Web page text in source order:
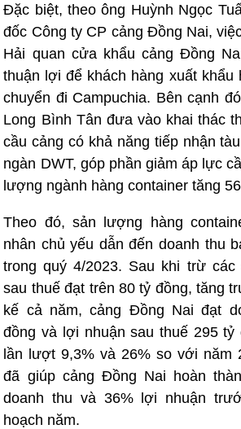
Đặc biệt, theo ông Huỳnh Ngọc
đốc Công ty CP cảng Đồng Nai,
Hải quan cửa khẩu cảng Đồng
thuận lợi để khách hàng xuất khẩu
chuyển đi Campuchia. Bên cạnh
Long Bình Tân đưa vào khai thác
cầu cảng có khả năng tiếp nhận
ngàn DWT, góp phần giảm áp lực
lượng ngành hàng container tăng
Theo đó, sản lượng hàng
nhân chủ yếu dẫn đến doanh thu
trong quý 4/2023. Sau khi trừ
sau thuế đạt trên 80 tỷ đồng, tăng
kế cả năm, cảng Đồng Nai đạt
đồng và lợi nhuận sau thuế 295 tỷ
lần lượt 9,3% và 26% so với năm
đã giúp cảng Đồng Nai hoàn
doanh thu và 36% lợi nhuận
hoạch năm.